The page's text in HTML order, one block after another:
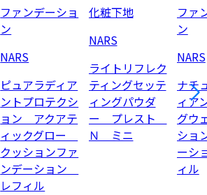
ファンデーショ
ン
NARS
ピュアラディア
ントプロテクシ
ョン アクアテ
ィックグロー
クッションファ
ンデーション
レフィル
化粧下地
NARS
ライトリフレク
ティングセッテ
ィングパウダ
ー プレスト
Ｎ ミニ
ファ
ン
NARS
ナチ
ィア
グウ
ショ
ーシ
ィル